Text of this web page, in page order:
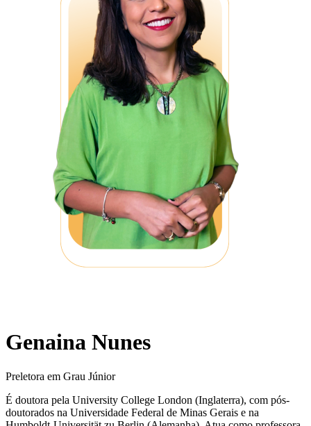
Genaina Nunes
Preletora em Grau Júnior
É doutora pela University College London (Inglaterra), com pós-
doutorados na Universidade Federal de Minas Gerais e na